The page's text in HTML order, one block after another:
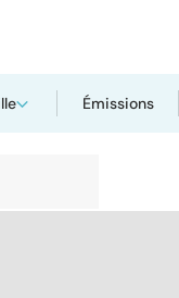
Émissions